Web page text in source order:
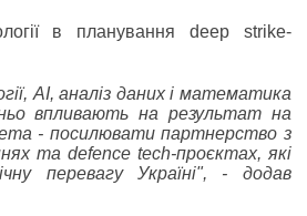
в планування deep strike-
AI, аналіз даних і математика
впливають на результат на
- посилювати партнерство з
та defence tech-проєктах, які
перевагу Україні", - додав